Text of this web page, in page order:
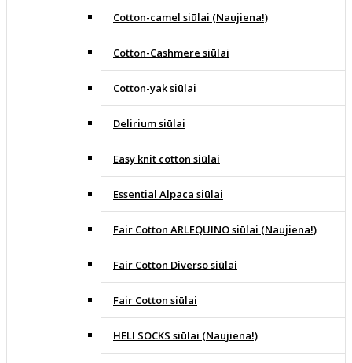
Cotton-camel siūlai (Naujiena!)
Cotton-Cashmere siūlai
Cotton-yak siūlai
Delirium siūlai
Easy knit cotton siūlai
Essential Alpaca siūlai
Fair Cotton ARLEQUINO siūlai (Naujiena!)
Fair Cotton Diverso siūlai
Fair Cotton siūlai
HELI SOCKS siūlai (Naujiena!)